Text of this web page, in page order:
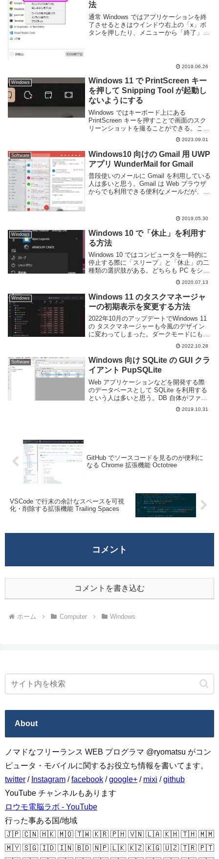
法
通常 Windows ではアプリケーションを終
了させるときはウインドウ右上の「x」ボ
タンを押したり、メニューから「終了」を
2019.06.26
Windows
Windows 11 で PrintScreen キー
を押して Snipping Tool が起動し
ないようにする
Windows ではキーボード上にある
PrintScreen キーを押すことで画面のスク
リーンショットを撮ることができる。この
機能は古くからあるものの一つで、長らく
はキーを押すだけで画面全体のスクリーン
ショットを撮りクリップボードにコピー...
2023.09.01
Software
Windows10 向けの Gmail 用 UWP
アプリ WunderMail for Gmail
普段使いのメールに Gmail を利用している
人は多いと思う。Gmail は Web ブラウザ
からでも利用できる便利なメールだが、デ
2019.05.30
Windows
Windows 10 で「休止」を利用す
る方法
Windows 10 ではコンピュータを一時的に
停止する際に「スリープ」と「休止」の二
種類の選択肢がある。どちらも PC をシャ
ットダウンせずに PC の動作を一時的に止
める事によってバッテリーの消費を抑えた
り電気代を節約することができる。...
2020.07.13
Windows
Windows 11 のタスクマネージャ
ーの初期表示を変更する方法
2022年10月のアップデートでWindows 11
の タスクマネージャーも今風のデザイン
に変わってしまった。ダークモードにも対
応しだいぶかっこよくなったのだが、タス
クマネージャーを開いた際にプロセス一覧
が表示されるといった仕様変更もある...
2022.10.28
Software
Windows 向け SQLite の GUI クラ
イアント PupSQLite
Web アプリケーションなどを開発する際
のデータベースとして SQLite を利用する
という人は多いと思う。DB 自体がファイ
ル一つのみで構成されておりシンプルで使
いやすいため、様々なアプリで利用されて
2019.10.31
GitHub でソースコードを見るのが便利に
なる Chrome 拡張機能 Octotree
VSCode で行末の余計なスペースを可視
化・削除する拡張機能 Trailing Spaces
コメント
コメントを書き込む
ホーム Computer Windows
About
ノマドなフリーランス WEB プログラマ @ryomatsu がコン
ピュータ・モバイルに関するお役立ち情報を書いてます。
twitter / Instagram /facebook /google+ / mixi /github
YouTube チャンネルもあります
ロウモ電脳ラボ - YouTube
行った事ある国/地域
🇯🇵 🇨🇳 🇭🇰 🇲🇴 🇹🇼 🇰🇷 🇵🇭 🇻🇳 🇱🇦 🇰🇭 🇹🇭 🇲🇲
🇲🇾 🇸🇬 🇮🇩 🇮🇳 🇧🇩 🇳🇵 🇱🇰 🇰🇿 🇰🇬 🇺🇿 🇹🇷 🇵🇹